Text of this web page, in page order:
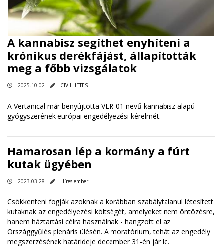
A kannabisz segíthet enyhíteni a
krónikus derékfájást, állapították
meg a főbb vizsgálatok
2025.10.02 CIVILHETES
A Vertanical már benyújtotta VER-01 nevű kannabisz alapú
gyógyszerének európai engedélyezési kérelmét.
Hamarosan lép a kormány a fúrt
kutak ügyében
2023.03.28 Híres ember
Csökkenteni fogják azoknak a korábban szabálytalanul létesített
kutaknak az engedélyezési költségét, amelyeket nem öntözésre,
hanem háztartási célra használnak - hangzott el az
Országgyűlés plenáris ülésén. A moratórium, tehát az engedély
megszerzésének határideje december 31-én jár le.